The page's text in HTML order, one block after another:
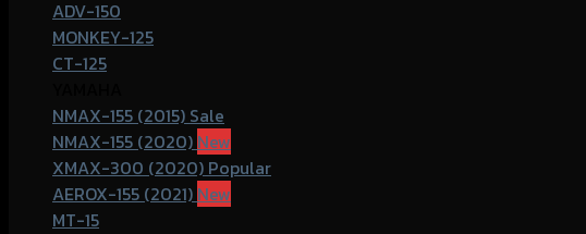
ADV-150
MONKEY-125
CT-125
NMAX-155 (2015)
NMAX-155 (2020)
XMAX-300 (2020)
AEROX-155 (2021)
MT-15